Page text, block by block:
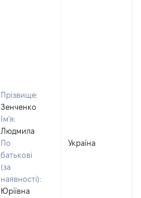
Прізвище:
Зенченко
Ім'я:
Людмила
По
батькові
(за
наявності):
Юріївна
Україна